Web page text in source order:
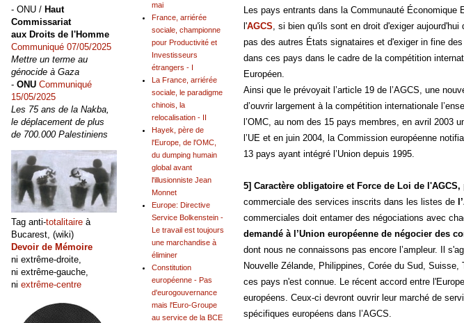
Les pays entrants dans la Communauté Économique
l'AGCS , si bien qu'ils sont en droit d'exiger
pas des autres États signataires et d'exiger in fine
dans ces pays dans le cadre de la compétition
Européen.
Ainsi que le prévoyait l’article 19 de l’AGCS, une
d’ouvrir largement à la compétition internationale
l’OMC, au nom des 15 pays membres, en avril 2003
l’UE et en juin 2004, la Commission européenne
13 pays ayant intégré l’Union depuis 1995.
5] Caractère obligatoire et Force de Loi de
commerciale des services inscrits dans les listes de
commerciales doit entamer des négociations avec
demandé à l’Union européenne de négocier des
dont nous ne connaissons pas encore l’ampleur. Il
Nouvelle Zélande, Philippines, Corée du Sud,
ces pays n'est connue. Le récent accord entre
européens. Ceux-ci devront ouvrir leur marché de
spécifiques européens dans l’AGCS.
mai
France, arriérée
sociale, championne
pour Productivité et
Investisseurs
étrangers - I
La France, arriérée
sociale, le paradigme
chinois, la
relocalisation - II
Hayek, père de
l'Europe, de l'OMC,
du dumping humain
global avant
l'illusionniste Jean
Monnet
Europe: Directive
Service Bolkenstein -
Le travail est toujours
une marchandise à
éliminer
Constitution
européenne - Pas
d'eurogouvernance
mais l'Euro-Groupe
au service de la BCE
- ONU / Haut
Commissariat
aux Droits de l'Homme
Communiqué 07/05/2025
Mettre un terme au
génocide à Gaza
- ONU Communiqué
15/05/2025
Les 75 ans de la Nakba,
le déplacement de plus
de 700.000 Palestiniens
Tag anti-totalitaire à
Bucarest, (wiki)
Devoir de Mémoire
ni extrême-droite,
ni extrême-gauche,
ni extrême-centre